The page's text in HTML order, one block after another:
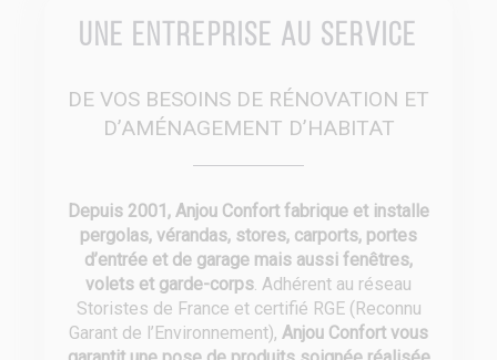
Une entreprise au service
DE VOS BESOINS DE RÉNOVATION ET
D’AMÉNAGEMENT D’HABITAT
Depuis 2001, Anjou Confort fabrique et installe
pergolas, vérandas, stores, carports, portes
d’entrée et de garage mais aussi fenêtres,
volets et garde-corps. Adhérent au réseau
Storistes de France et certifié RGE (Reconnu
Garant de l’Environnement), Anjou Confort vous